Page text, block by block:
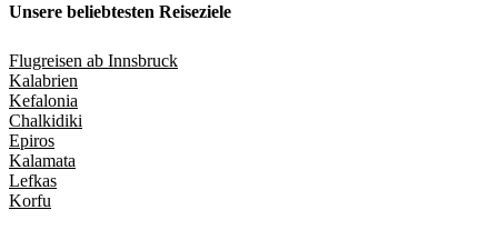
Unsere beliebtesten Reiseziele
Flugreisen ab Innsbruck
Kalabrien
Kefalonia
Chalkidiki
Epiros
Kalamata
Lefkas
Korfu